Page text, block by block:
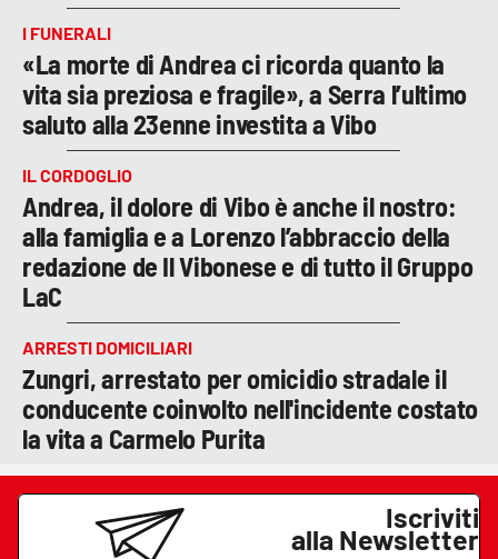
I FUNERALI
«La morte di Andrea ci ricorda quanto la
vita sia preziosa e fragile», a Serra l’ultimo
saluto alla 23enne investita a Vibo
IL CORDOGLIO
Andrea, il dolore di Vibo è anche il nostro:
alla famiglia e a Lorenzo l’abbraccio della
redazione de Il Vibonese e di tutto il Gruppo
LaC
ARRESTI DOMICILIARI
Zungri, arrestato per omicidio stradale il
conducente coinvolto nell'incidente costato
la vita a Carmelo Purita
Iscriviti
alla Newsletter